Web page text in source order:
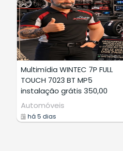
WINTEC 7P FULL
7023 BT MP5
grátis 350,00
5 dias